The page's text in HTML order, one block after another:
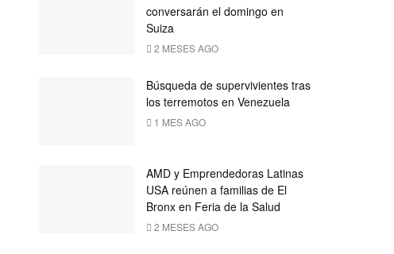
conversarán el domingo en
Suiza
2 MESES AGO
Búsqueda de supervivientes tras
los terremotos en Venezuela
1 MES AGO
AMD y Emprendedoras Latinas
USA reúnen a familias de El
Bronx en Feria de la Salud
2 MESES AGO